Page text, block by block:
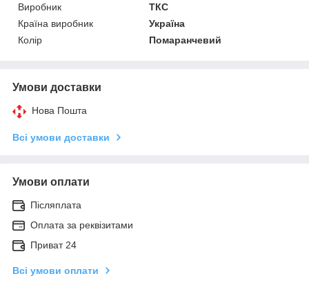
Виробник
ТКС
Країна виробник
Україна
Колір
Помаранчевий
Умови доставки
Нова Пошта
Всі умови доставки
Умови оплати
Післяплата
Оплата за реквізитами
Приват 24
Всі умови оплати